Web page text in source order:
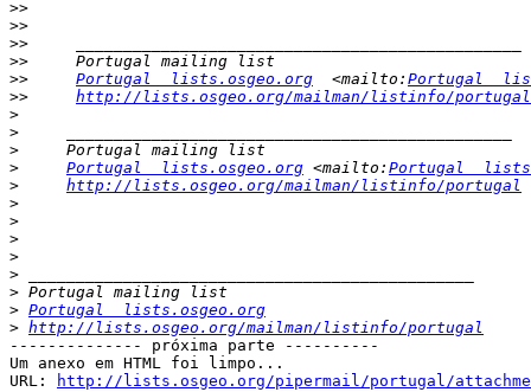
>>
>>
>>
>>
>>
Portugal  lists.osgeo.org
  <mailto:
Portugal
>>
http://lists.osgeo.org/mailman/listinfo/portugal
>
>
>
>
Portugal  lists.osgeo.org <mailto: Portugal
>
http://lists.osgeo.org/mailman/listinfo/portugal
>
>
>
>
>
>
> Portugal  lists.osgeo.org
> http://lists.osgeo.org/mailman/listinfo/portugal
-------------- próxima parte ----------
Um anexo em HTML foi limpo...
URL:
http://lists.osgeo.org/pipermail/portugal/